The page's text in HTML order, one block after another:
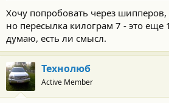
Хочу попробовать через
но пересылка килограм 7 - это еще
думаю, есть ли смысл.
Технолюб
Active Member